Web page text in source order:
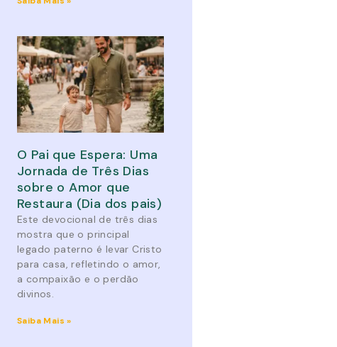
O Pai que Espera: Uma
Jornada de Três Dias
sobre o Amor que
Restaura (Dia dos pais)
Este devocional de três dias
mostra que o principal
legado paterno é levar Cristo
para casa, refletindo o amor,
a compaixão e o perdão
divinos.
Saiba Mais »